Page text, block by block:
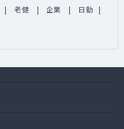
老健 企業
日勤